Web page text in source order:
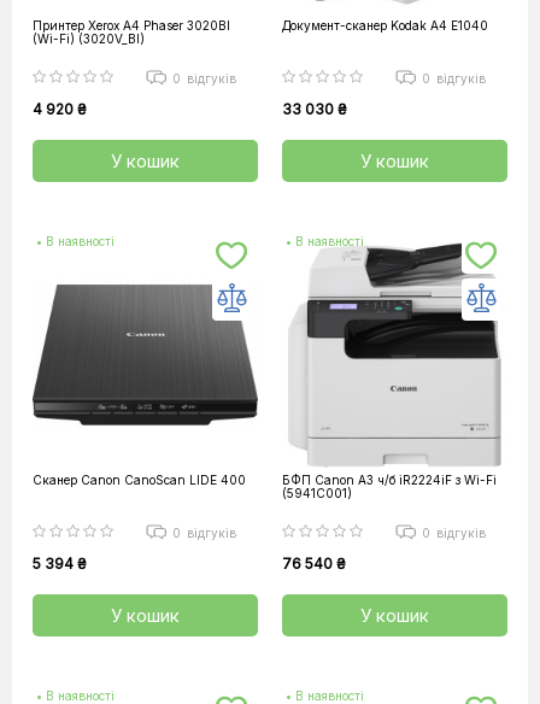
Принтер Xerox А4 Phaser 3020BI
(Wi-Fi) (3020V_BI)
0 відгуків
4 920 ₴
У кошик
Документ-сканер Kodak А4 E1040
0 відгуків
33 030 ₴
У кошик
• В наявності
Сканер Canon CanoScan LIDE 400
0 відгуків
5 394 ₴
У кошик
• В наявності
БФП Canon А3 ч/б iR2224iF з Wi-Fi
(5941C001)
0 відгуків
76 540 ₴
У кошик
• В наявності • В наявності